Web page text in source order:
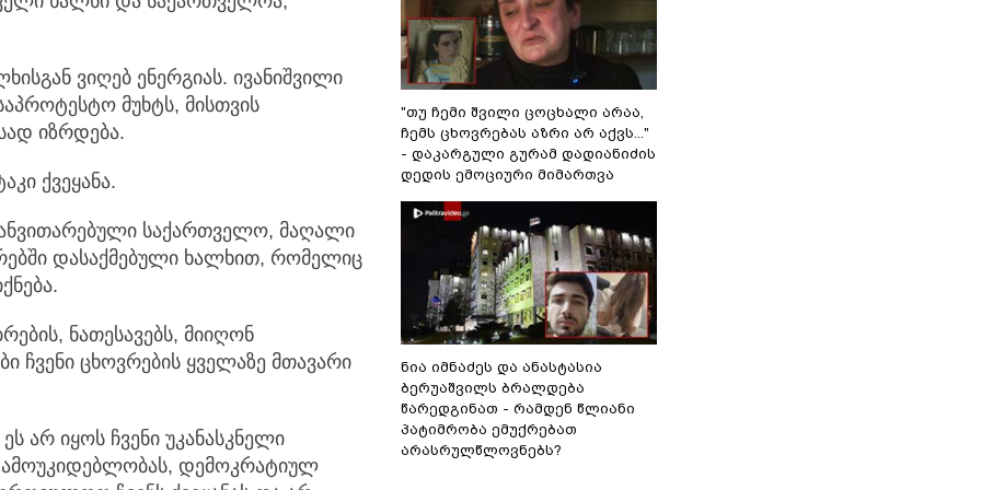
ვიღებ ენერგიას. ივანიშვილი
მუხტს, მისთვის
იზრდება.
ქვეყანა.
საქართველო, მაღალი
დასაქმებული ხალხით, რომელიც
ნათესავებს, მიიღონ
ჩვენი ცხოვრების ყველაზე მთავარი
არ იყოს ჩვენი უკანასკნელი
დემოკრატიულ
"თუ ჩემი შვილი ცოცხალი არაა,
ჩემს ცხოვრებას აზრი არ აქვს..."
- დაკარგული გურამ დადიანიძის
დედის ემოციური მიმართვა
ნია იმნაძეს და ანასტასია
ბერუაშვილს ბრალდება
წარედგინათ - რამდენ წლიანი
პატიმრობა ემუქრებათ
არასრულწლოვნებს?